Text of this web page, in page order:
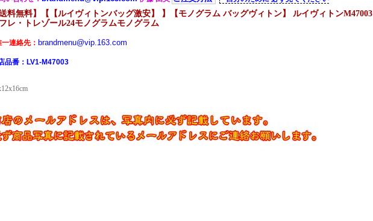
料無料】【【ルイヴィトンバッグ激安】 】【モノグラム バッグヴィトン】 ルイヴィトンM47003
レ・トレゾール24モノグラムモノグラム
連絡先： brandmenu@vip.163.com
品番：LV1-M47003